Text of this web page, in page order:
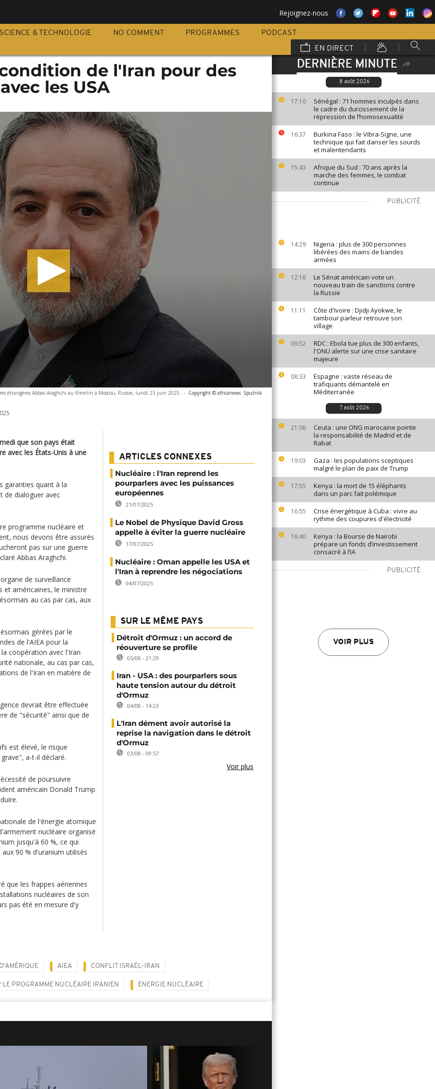
Rejoignez-nous
SCIENCE & TECHNOLOGIE NO COMMENT PROGRAMMES
PODCAST
EN DIRECT
DERNIÈRE MINUTE
8 août 2026
17:10
Sénégal : 71 hommes inculpés dans
le cadre du durcissement de la
répression de l’homosexualité
16:37
Burkina Faso : le Vibra-Signe, une
technique qui fait danser les sourds
et malentendants
15:43
Afrique du Sud : 70 ans après la
marche des femmes, le combat
continue
PUBLICITÉ
14:29
Nigeria : plus de 300 personnes
libérées des mains de bandes
armées
12:18
Le Sénat américain vote un
nouveau train de sanctions contre
la Russie
11:11
Côte d'Ivoire : Djidji Ayokwe, le
tambour parleur retrouve son
village
09:52
RDC : Ebola tue plus de 300 enfants,
l'ONU alerte sur une crise sanitaire
majeure
08:33
Espagne : vaste réseau de
trafiquants démantelé en
Méditerranée
7 août 2026
21:06
Ceuta : une ONG marocaine pointe
la responsabilité de Madrid et de
Rabat
19:03
Gaza : les populations sceptiques
malgré le plan de paix de Trump
17:55
Kenya : la mort de 15 éléphants
dans un parc fait polémique
16:55
Crise énergétique à Cuba : vivre au
rythme des coupures d'électricité
16:40
Kenya : la Bourse de Nairobi
prépare un fonds d’investissement
consacré à l’IA
PUBLICITÉ
VOIR PLUS
de l'Iran pour des
les USA
étrangères Abbas Araghchi au Kremlin à Moscou, Russie, lundi 23 juin 2025. - Copyright © africanews Sputnik
que son pays était
avec les États-Unis à une
garanties quant à la
de dialoguer avec
programme nucléaire et
nous devons être assurés
pas sur une guerre
Abbas Araghchi.
de surveillance
et américaines, le ministre
au cas par cas, aux
gérées par le
de l'AIEA pour la
coopération avec l'Iran
nationale, au cas par cas,
de l'Iran en matière de
devrait être effectuée
de "sécurité" ainsi que de
est élevé, le risque
a-t-il déclaré.
de poursuivre
américain Donald Trump
de l'énergie atomique
nucléaire organisé
jusqu'à 60 %, ce qui
90 % d'uranium utilisés
que les frappes aériennes
nucléaires de son
pas été en mesure d'y
ARTICLES CONNEXES
Nucléaire : l'Iran reprend les
pourparlers avec les puissances
européennes
21/07/2025
Le Nobel de Physique David Gross
appelle à éviter la guerre nucléaire
17/07/2025
Nucléaire : Oman appelle les USA et
l'Iran à reprendre les négociations
04/07/2025
SUR LE MÊME PAYS
Détroit d'Ormuz : un accord de
réouverture se profile
05/08 - 21:29
Iran - USA : des pourparlers sous
haute tension autour du détroit
d'Ormuz
04/08 - 14:23
L'Iran dément avoir autorisé la
reprise la navigation dans le détroit
d'Ormuz
03/08 - 09:57
Voir plus
AIEA CONFLIT ISRAËL-IRAN
LE PROGRAMME NUCLÉAIRE IRANIEN ENERGIE NUCLÉAIRE